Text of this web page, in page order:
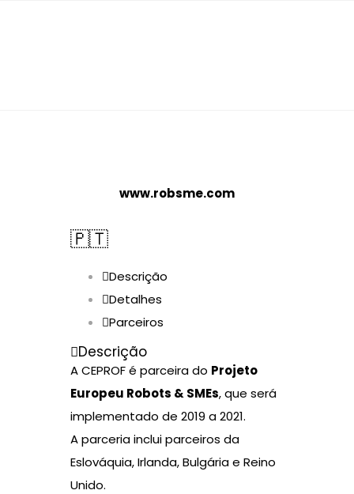
www.robsme.com
🇵🇹
Descrição
Detalhes
Parceiros
Descrição
A CEPROF é parceira do Projeto
Europeu Robots & SMEs, que será
implementado de 2019 a 2021.
A parceria inclui parceiros da
Eslováquia, Irlanda, Bulgária e Reino
Unido.